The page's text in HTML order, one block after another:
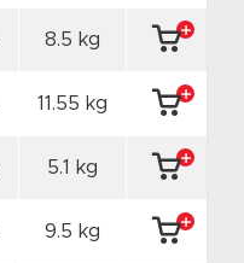
8.5 kg
11.55 kg
5.1 kg
9.5 kg